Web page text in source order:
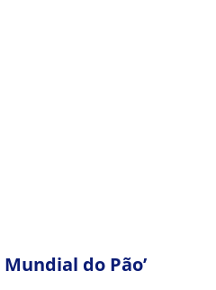
Mundial do Pão’